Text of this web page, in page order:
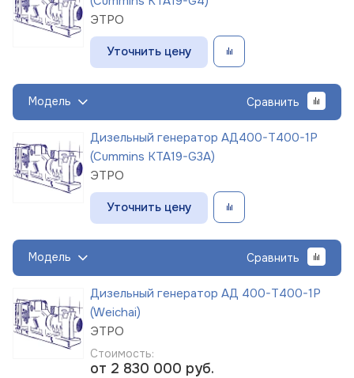
ЭТРО
Уточнить цену
Модель Сравнить
Дизельный генератор АД400-Т400-1Р
(Cummins KTA19-G3A)
ЭТРО
Уточнить цену
Модель Сравнить
Дизельный генератор АД 400-Т400-1Р
(Weichai)
ЭТРО
Стоимость:
от 2 830 000 руб.